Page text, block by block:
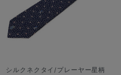
シルクネクタイ/プレーヤー星柄